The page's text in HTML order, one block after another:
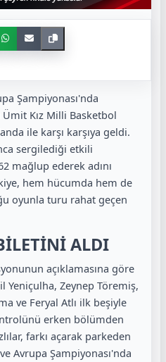
Şampiyonası'nda
Ümit Kız Milli Basketbol
ile karşı karşıya geldi.
sergilediği etkili
mağlup ederek adını
hem hücumda hem de
oyunla turu rahat geçen
ALDI
açıklamasına göre
Yeniçulha, Zeynep Töremiş,
ve Feryal Atlı ilk beşiyle
erken bölümden
farkı açarak parkeden
Avrupa Şampiyonası'nda